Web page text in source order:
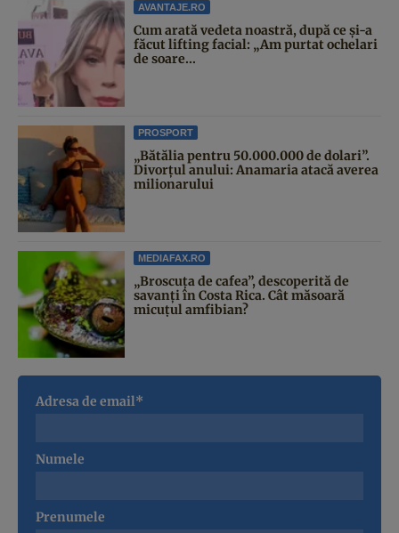
AVANTAJE.RO
Cum arată vedeta noastră, după ce și-a
făcut lifting facial: „Am purtat ochelari
de soare...
PROSPORT
„Bătălia pentru 50.000.000 de dolari”.
Divorțul anului: Anamaria atacă averea
milionarului
MEDIAFAX.RO
„Broscuța de cafea”, descoperită de
savanți în Costa Rica. Cât măsoară
micuțul amfibian?
Adresa de email*
Numele
Prenumele